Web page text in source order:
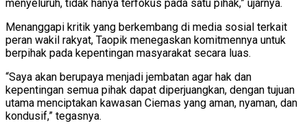
menyeluruh, tidak hanya terfokus pada satu pihak,” ujarnya.
Menanggapi kritik yang berkembang di media sosial terkait
peran wakil rakyat, Taopik menegaskan komitmennya untuk
berpihak pada kepentingan masyarakat secara luas.
“Saya akan berupaya menjadi jembatan agar hak dan
kepentingan semua pihak dapat diperjuangkan, dengan tujuan
utama menciptakan kawasan Ciemas yang aman, nyaman, dan
kondusif,” tegasnya.